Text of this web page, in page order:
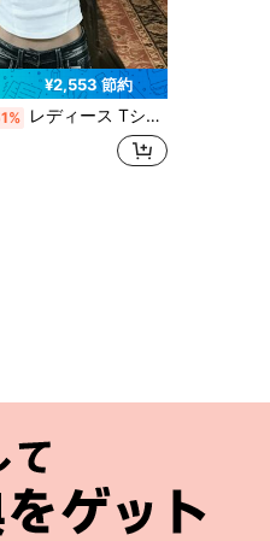
¥2,553 節約
レディース Tシャツ トップス カットソー 半袖 スクエアネック パフスリーブ ボリューム袖 ショート丈 クロップド丈 着痩せ 二の腕カバー 細見え デコルテ美ライン 大人可愛い ヘルシーセクシー Y2K フェミニン カジュアル